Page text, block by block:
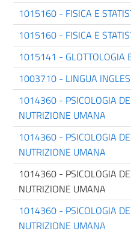
1015160 - FISICA E
1015160 - FISICA E
1015141 - GLOTTOLOGIA
1003710 - LINGUA
1014360 - PSICOLOGIA
NUTRIZIONE UMANA
1014360 - PSICOLOGIA
NUTRIZIONE UMANA
1014360 - PSICOLOGIA
NUTRIZIONE UMANA
1014360 - PSICOLOGIA
NUTRIZIONE UMANA